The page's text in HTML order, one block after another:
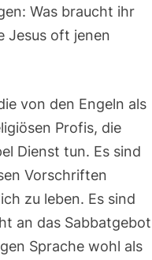
Was braucht ihr
Jesus oft jenen
von den Engeln als
Profis, die
Dienst tun. Es sind
Vorschriften
zu leben. Es sind
an das Sabbatgebot
Sprache wohl als